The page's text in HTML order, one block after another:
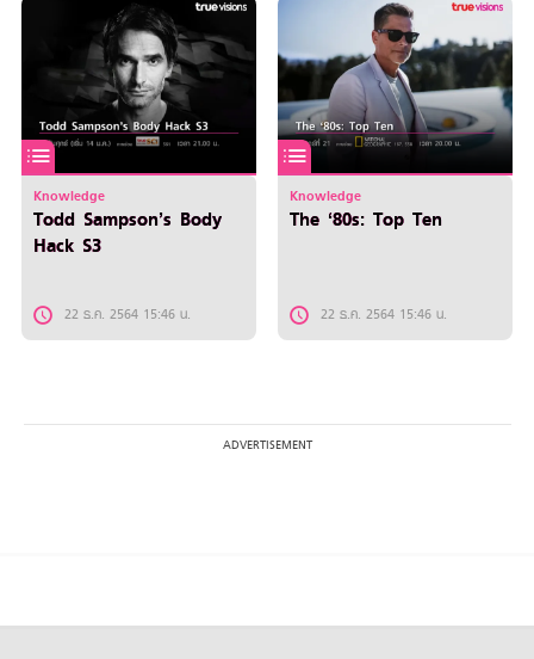
Knowledge
Todd Sampson’s Body
Hack S3
22 ธ.ค. 2564 15:46 น.
Knowledge
The ‘80s: Top Ten
22 ธ.ค. 2564 15:46 น.